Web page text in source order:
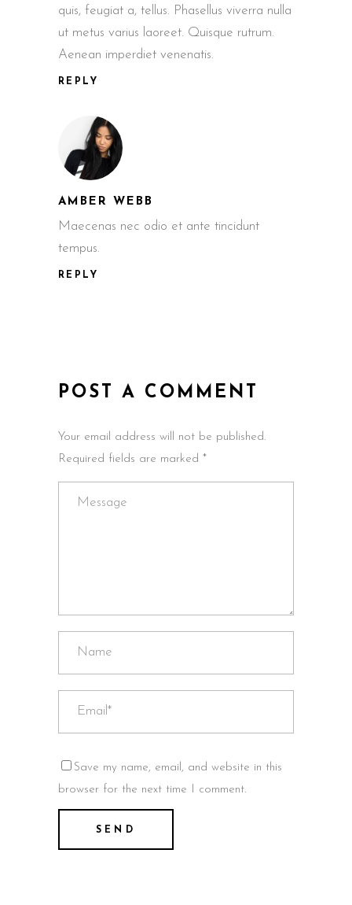
quis, feugiat a, tellus. Phasellus viverra nulla
ut metus varius laoreet. Quisque rutrum.
Aenean imperdiet venenatis.
REPLY
AMBER WEBB
Maecenas nec odio et ante tincidunt
tempus.
REPLY
POST A COMMENT
Your email address will not be published.
Required fields are marked *
Save my name, email, and website in this
browser for the next time I comment.